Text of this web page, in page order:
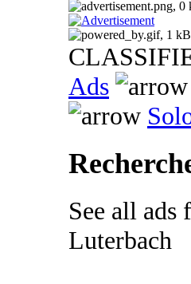
Ads
See all ads
Luterbach